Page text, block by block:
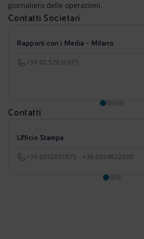
giornaliero delle operazioni.
Contatti Societari
Rapporti con i Media - Milano
+39 02 52031875
Contatti
Ufficio Stampa
+39.0252031875 - +39.0659822030